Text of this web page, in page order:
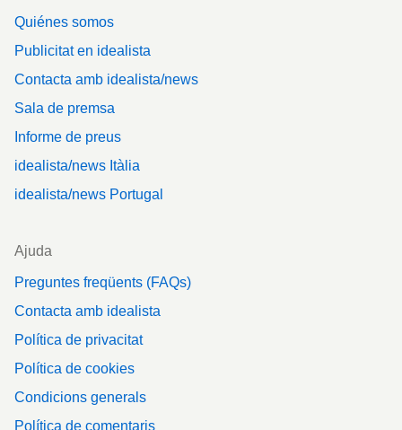
Quiénes somos
Publicitat en idealista
Contacta amb idealista/news
Sala de premsa
Informe de preus
idealista/news Itàlia
idealista/news Portugal
Ajuda
Preguntes freqüents (FAQs)
Contacta amb idealista
Política de privacitat
Política de cookies
Condicions generals
Política de comentaris